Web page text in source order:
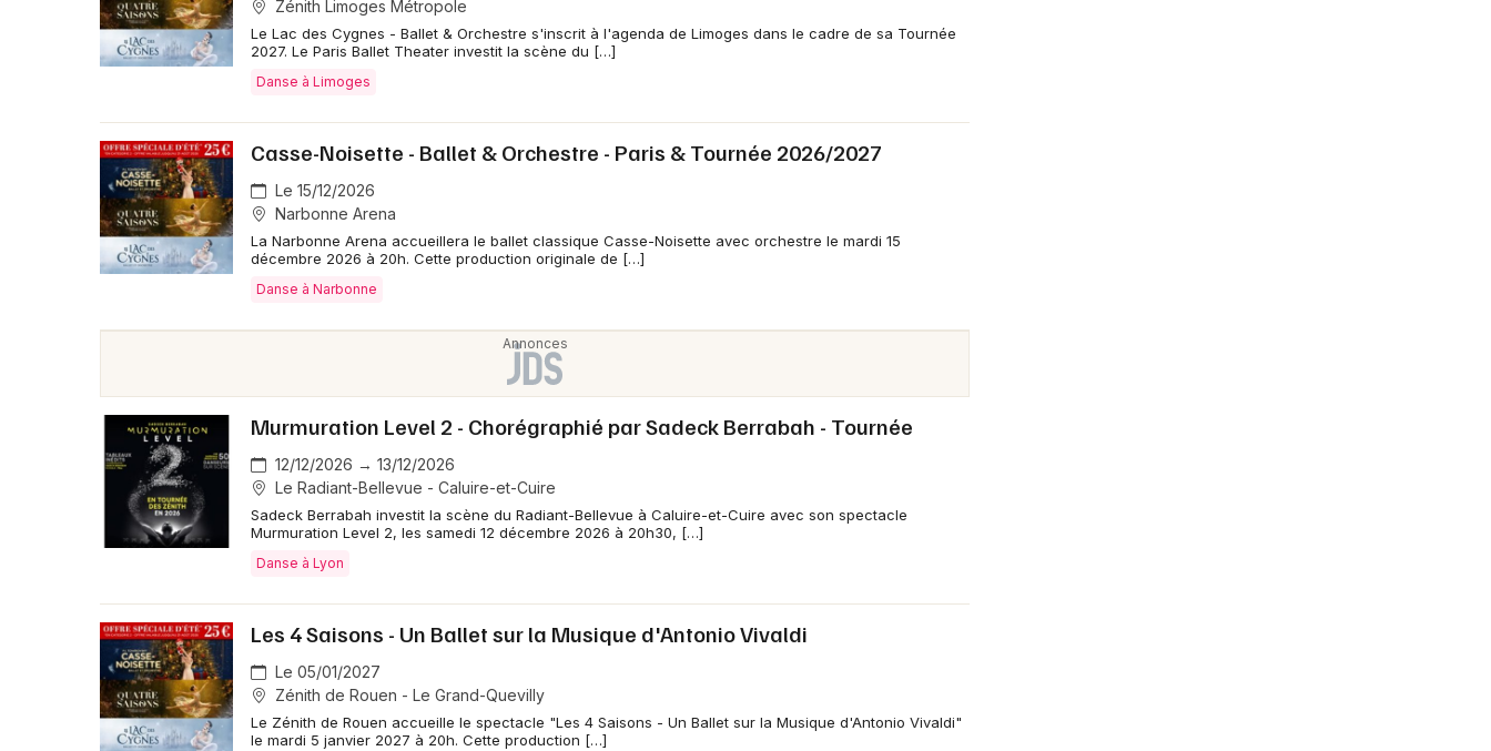
Zénith Limoges Métropole
Le Lac des Cygnes - Ballet & Orchestre s'inscrit à l'agenda de Limoges dans le cadre de sa Tournée
2027. Le Paris Ballet Theater investit la scène du […]
Danse à Limoges
Casse-Noisette - Ballet & Orchestre - Paris & Tournée 2026/2027
Le 15/12/2026
Narbonne Arena
La Narbonne Arena accueillera le ballet classique Casse-Noisette avec orchestre le mardi 15
décembre 2026 à 20h. Cette production originale de […]
Danse à Narbonne
Murmuration Level 2 - Chorégraphié par Sadeck Berrabah - Tournée
12/12/2026 → 13/12/2026
Le Radiant-Bellevue - Caluire-et-Cuire
Sadeck Berrabah investit la scène du Radiant-Bellevue à Caluire-et-Cuire avec son spectacle
Murmuration Level 2, les samedi 12 décembre 2026 à 20h30, […]
Danse à Lyon
Les 4 Saisons - Un Ballet sur la Musique d'Antonio Vivaldi
Le 05/01/2027
Zénith de Rouen - Le Grand-Quevilly
Le Zénith de Rouen accueille le spectacle "Les 4 Saisons - Un Ballet sur la Musique d'Antonio Vivaldi"
le mardi 5 janvier 2027 à 20h. Cette production […]